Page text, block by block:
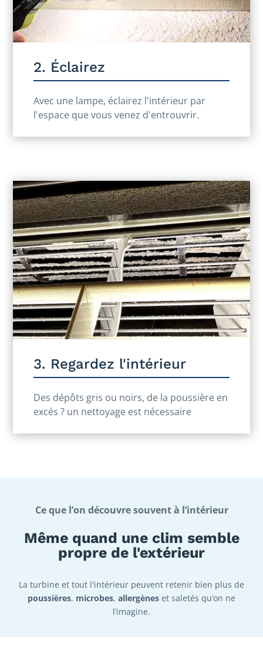
2. Éclairez
Avec une lampe, éclairez l'intérieur par
l'espace que vous venez d'entrouvrir.
3. Regardez l'intérieur
Des dépôts gris ou noirs, de la poussière en
excés ? un nettoyage est nécessaire
Ce que l’on découvre souvent à l’intérieur
Même quand une clim semble
propre de l'extérieur
La turbine et tout l'intérieur peuvent retenir bien plus de
poussières, microbes, allergènes et saletés qu’on ne
l’imagine.